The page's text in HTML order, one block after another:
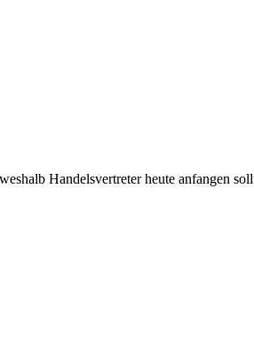
Handelsvertreter heute anfangen